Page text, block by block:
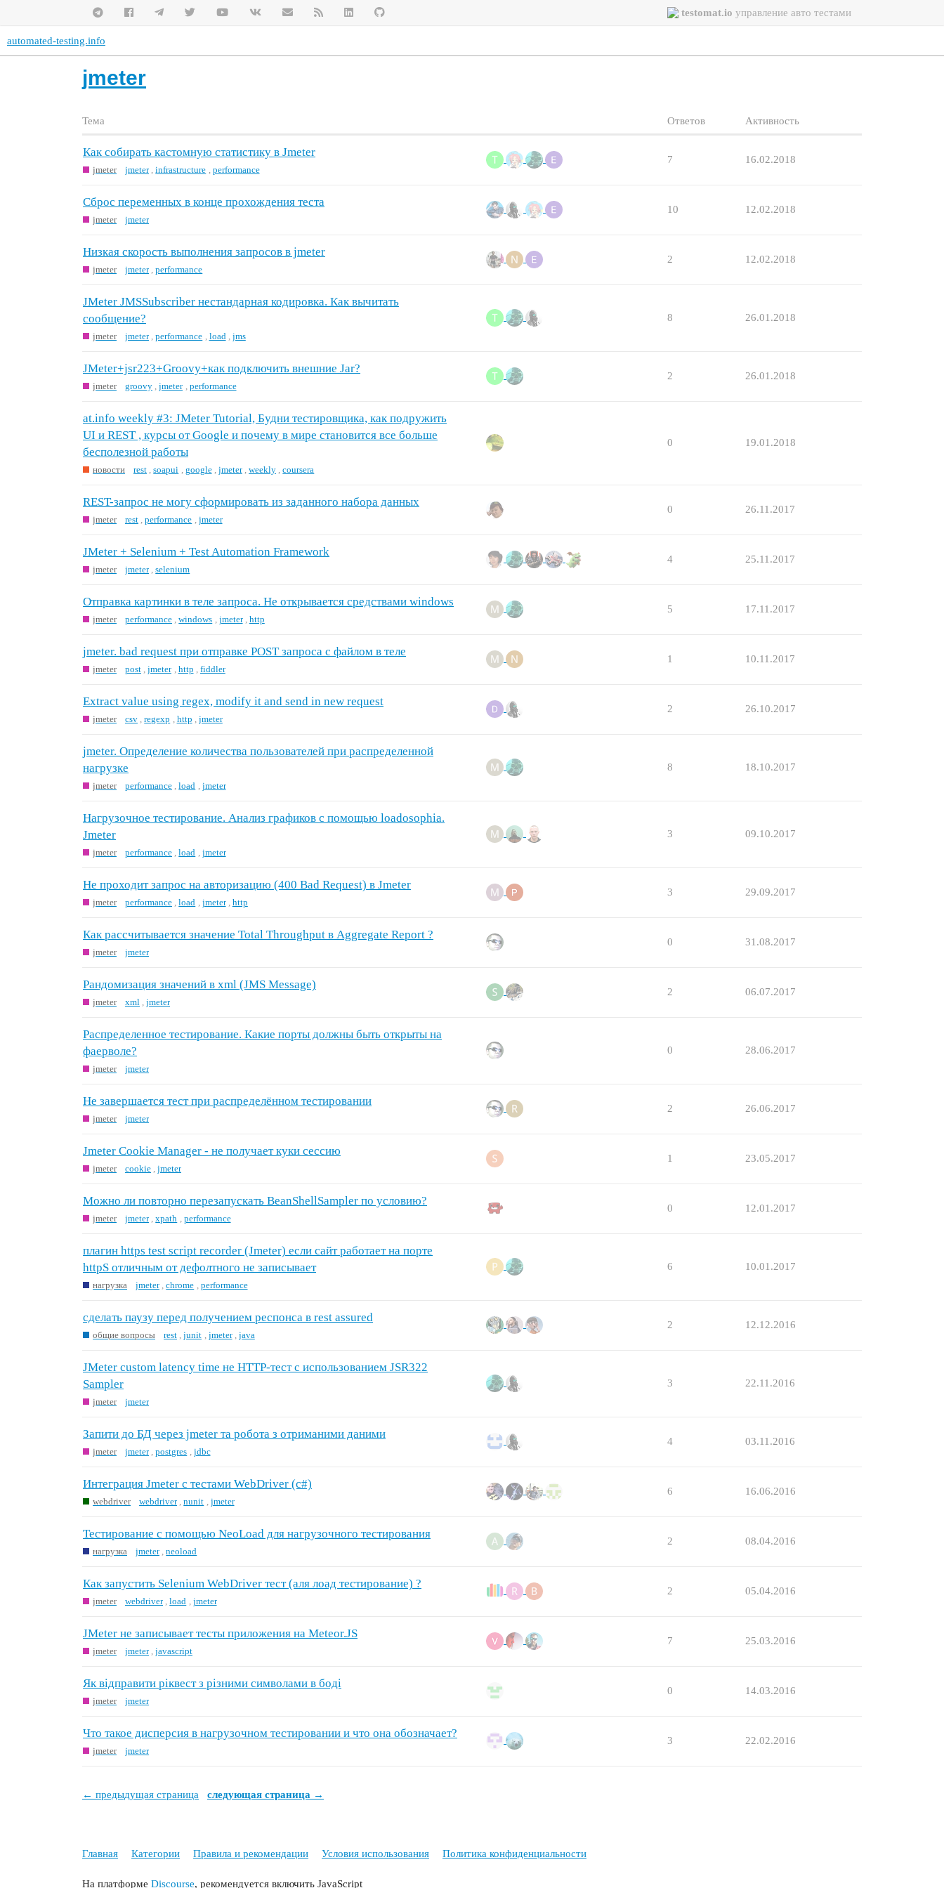
testomat.io управление авто тестами
automated-testing.info
jmeter
Тема Ответов Активность
Как собирать кастомную статистику в Jmeter
jmeter jmeter ,infrastructure performance
7 16.02.2018
Сброс переменных в конце прохождения теста
jmeter jmeter
10 12.02.2018
Низкая скорость выполнения запросов в jmeter
jmeter jmeter ,performance
2 12.02.2018
JMeter JMSSubscriber нестандарная кодировка. Как вычитать
сообщение?
jmeter jmeter ,performance load jms
8 26.01.2018
JMeter+jsr223+Groovy+как подключить внешние Jar?
jmeter groovy ,jmeter performance
2 26.01.2018
at.info weekly #3: JMeter Tutorial, Будни тестировщика, как подружить
UI и REST , курсы от Google и почему в мире становится все больше
бесполезной работы
новости rest ,soapui google jmeter ,weekly ,coursera
0 19.01.2018
REST-запрос не могу сформировать из заданного набора данных
jmeter rest ,performance jmeter
0 26.11.2017
JMeter + Selenium + Test Automation Framework
jmeter jmeter ,selenium
4 25.11.2017
Отправка картинки в теле запроса. Не открывается средствами windows
jmeter performance ,windows jmeter http
5 17.11.2017
jmeter. bad request при отправке POST запроса с файлом в теле
jmeter post ,jmeter http fiddler
1 10.11.2017
Extract value using regex, modify it and send in new request
jmeter csv ,regexp http jmeter
2 26.10.2017
jmeter. Определение количества пользователей при распределенной
нагрузке
jmeter performance ,load jmeter
8 18.10.2017
Нагрузочное тестирование. Анализ графиков с помощью loadosophia.
Jmeter
jmeter performance ,load jmeter
3 09.10.2017
Не проходит запрос на авторизацию (400 Bad Request) в Jmeter
jmeter performance ,load jmeter http
3 29.09.2017
Как рассчитывается значение Total Throughput в Aggregate Report ?
jmeter jmeter
0 31.08.2017
Рандомизация значений в xml (JMS Message)
jmeter xml ,jmeter
2 06.07.2017
Распределенное тестирование. Какие порты должны быть открыты на
фаерволе?
jmeter jmeter
0 28.06.2017
Не завершается тест при распределённом тестировании
jmeter jmeter
2 26.06.2017
Jmeter Cookie Manager - не получает куки сессию
jmeter cookie ,jmeter
1 23.05.2017
Можно ли повторно перезапускать BeanShellSampler по условию?
jmeter jmeter ,xpath performance
0 12.01.2017
плагин https test script recorder (Jmeter) если сайт работает на порте
httpS отличным от дефолтного не записывает
нагрузка jmeter ,chrome performance
6 10.01.2017
сделать паузу перед получением респонса в rest assured
общие вопросы rest ,junit jmeter java
2 12.12.2016
JMeter custom latency time не HTTP-тест с использованием JSR322
Sampler
jmeter jmeter
3 22.11.2016
Запити до БД через jmeter та робота з отриманими даними
jmeter jmeter ,postgres jdbc
4 03.11.2016
Интеграция Jmeter с тестами WebDriver (c#)
webdriver webdriver ,nunit jmeter
6 16.06.2016
Тестирование с помощью NeoLoad для нагрузочного тестирования
нагрузка jmeter ,neoload
2 08.04.2016
Как запустить Selenium WebDriver тест (аля лоад тестирование) ?
jmeter webdriver ,load jmeter
2 05.04.2016
JMeter не записывает тесты приложения на Meteor.JS
jmeter jmeter ,javascript
7 25.03.2016
Як відправити ріквест з різними символами в боді
jmeter jmeter
0 14.03.2016
Что такое дисперсия в нагрузочном тестировании и что она обозначает?
jmeter jmeter
3 22.02.2016
← предыдущая страница следующая страница →
Главная Категории Правила и рекомендации Условия использования Политика конфиденциальности
На платформе Discourse, рекомендуется включить JavaScript